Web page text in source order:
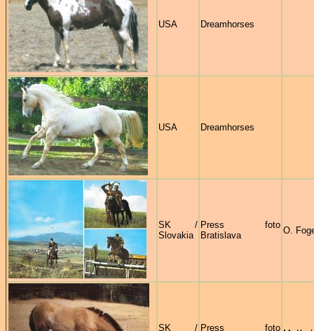
USA Dreamhorses
USA Dreamhorses
SK /
Slovakia
Press foto
Bratislava
O.
SK / Press foto